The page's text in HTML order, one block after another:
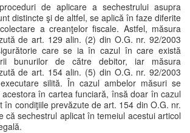
de aplicare a sechestrului asupra
distincte şi de altfel, se aplică în faze diferite
a creanţelor fiscale. Astfel, măsura
de art. 129 alin. (2) din O.G. nr. 92/2003
care se ia în cazul în care există
bunurilor de către debitor, iar măsura
de art. 154 alin. (5) din O.G. nr. 92/2003
silită. În cazul ambelor măsuri se
în cartea funciară, însă doar în cazul
în condiţiile prevăzute de art. 154 din O.G. nr.
că sechestrul aplicat în temeiul acestui articol